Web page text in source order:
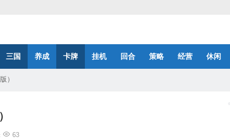
三国 养成 卡牌 挂机 回合 策略 经营 休闲
）
63